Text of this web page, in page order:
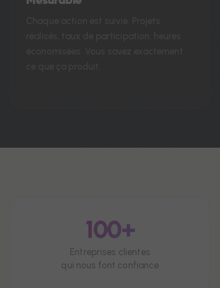
100+
Entreprises clientes
qui nous font confiance